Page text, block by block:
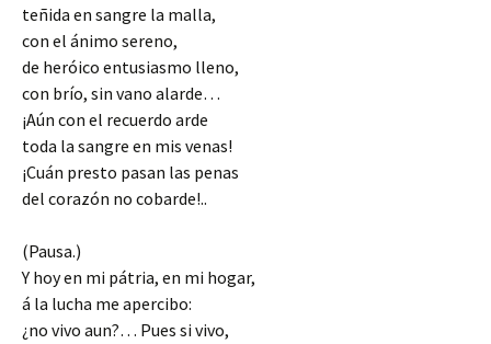
teñida en sangre la malla,
con el ánimo sereno,
de heróico entusiasmo lleno,
con brío, sin vano alarde…
¡Aún con el recuerdo arde
toda la sangre en mis venas!
¡Cuán presto pasan las penas
del corazón no cobarde!..
(Pausa.)
Y hoy en mi pátria, en mi hogar,
á la lucha me apercibo:
¿no vivo aun?… Pues si vivo,